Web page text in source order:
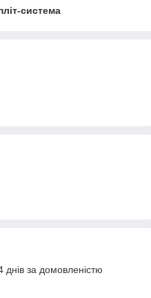
система
за домовленістю